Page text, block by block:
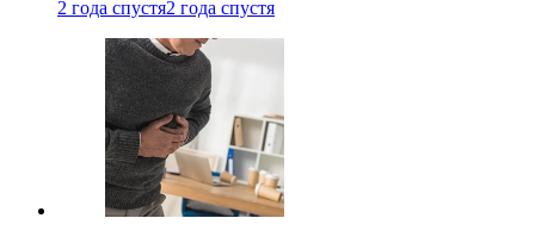
2 года спустя2 года спустя